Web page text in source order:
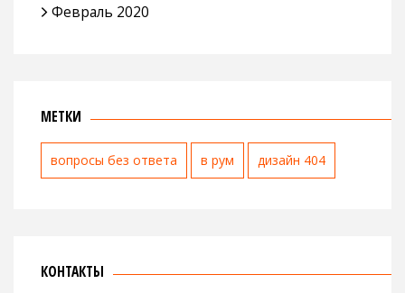
Февраль 2020
МЕТКИ
вопросы без ответа в рум дизайн 404
КОНТАКТЫ